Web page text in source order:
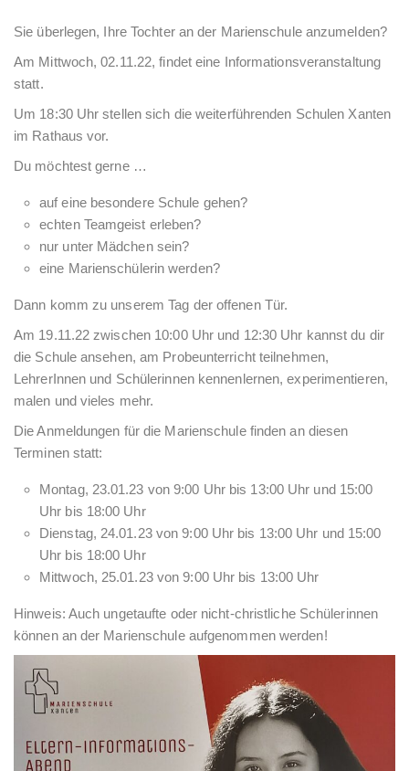
Sie überlegen, Ihre Tochter an der Marienschule anzumelden?
Am Mittwoch, 02.11.22, findet eine Informationsveranstaltung
statt.
Um 18:30 Uhr stellen sich die weiterführenden Schulen Xanten
im Rathaus vor.
Du möchtest gerne …
auf eine besondere Schule gehen?
echten Teamgeist erleben?
nur unter Mädchen sein?
eine Marienschülerin werden?
Dann komm zu unserem Tag der offenen Tür.
Am 19.11.22 zwischen 10:00 Uhr und 12:30 Uhr kannst du dir
die Schule ansehen, am Probeunterricht teilnehmen,
LehrerInnen und Schülerinnen kennenlernen, experimentieren,
malen und vieles mehr.
Die Anmeldungen für die Marienschule finden an diesen
Terminen statt:
Montag, 23.01.23 von 9:00 Uhr bis 13:00 Uhr und 15:00
Uhr bis 18:00 Uhr
Dienstag, 24.01.23 von 9:00 Uhr bis 13:00 Uhr und 15:00
Uhr bis 18:00 Uhr
Mittwoch, 25.01.23 von 9:00 Uhr bis 13:00 Uhr
Hinweis: Auch ungetaufte oder nicht-christliche Schülerinnen
können an der Marienschule aufgenommen werden!